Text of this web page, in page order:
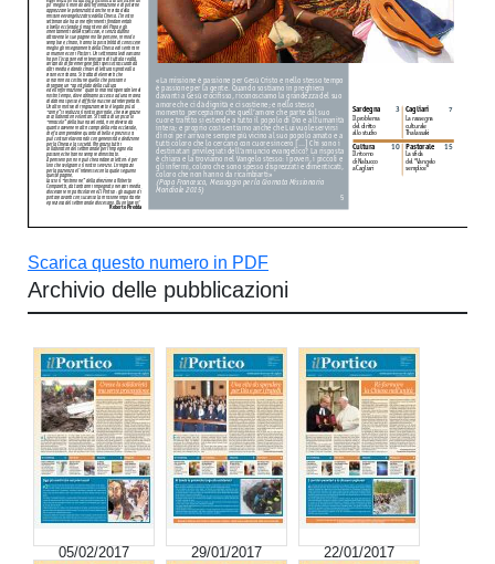
Scarica questo numero in PDF
Archivio delle pubblicazioni
05/02/2017 29/01/2017 22/01/2017